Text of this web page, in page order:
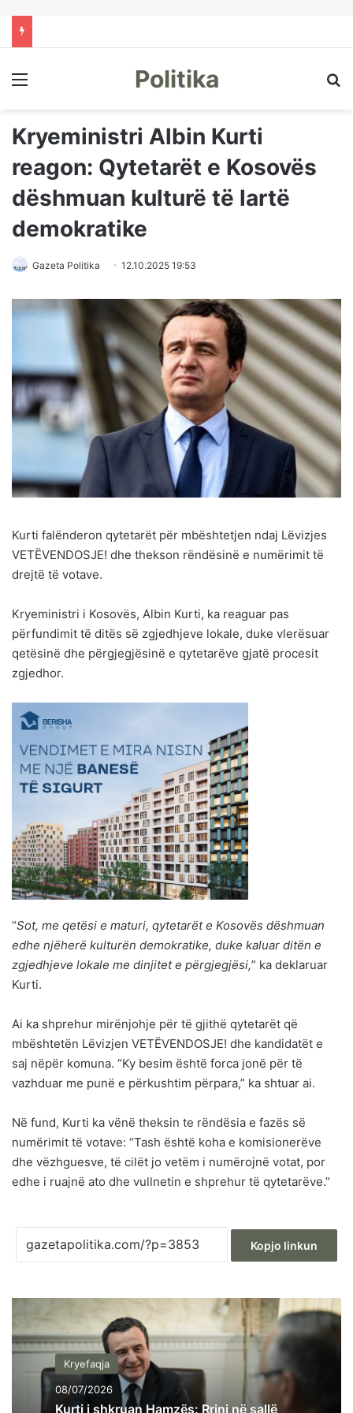
Menu Politika
Kryeministri Albin Kurti
reagon: Qytetarët e Kosovës
dëshmuan kulturë të lartë
demokratike
Gazeta Politika 12.10.2025 19:53
Kurti falënderon qytetarët për mbështetjen ndaj Lëvizjes
VETËVENDOSJE! dhe thekson rëndësinë e numërimit të
drejtë të votave.
Kryeministri i Kosovës, Albin Kurti, ka reaguar pas
përfundimit të ditës së zgjedhjeve lokale, duke vlerësuar
qetësinë dhe përgjegjësinë e qytetarëve gjatë procesit
zgjedhor.
“Sot, me qetësi e maturi, qytetarët e Kosovës dëshmuan
edhe njëherë kulturën demokratike, duke kaluar ditën e
zgjedhjeve lokale me dinjitet e përgjegjësi,” ka deklaruar
Kurti.
Ai ka shprehur mirënjohje për të gjithë qytetarët që
mbështetën Lëvizjen VETËVENDOSJE! dhe kandidatët e
saj nëpër komuna. “Ky besim është forca jonë për të
vazhduar me punë e përkushtim përpara,” ka shtuar ai.
Në fund, Kurti ka vënë theksin te rëndësia e fazës së
numërimit të votave: “Tash është koha e komisionerëve
dhe vëzhguesve, të cilët jo vetëm i numërojnë votat, por
edhe i ruajnë ato dhe vullnetin e shprehur të qytetarëve.”
Kopjo linkun
Kryefaqja
08/07/2026
Kurti i shkruan Hamzës: Rrini në sallë